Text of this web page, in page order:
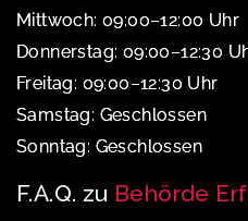
Mittwoch: 09:00–12:00 Uhr
Donnerstag: 09:00–12:30
Freitag: 09:00–12:30 Uhr
Samstag: Geschlossen
Sonntag: Geschlossen
F.A.Q. zu Behörde